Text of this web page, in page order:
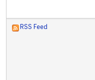
RSS Feed